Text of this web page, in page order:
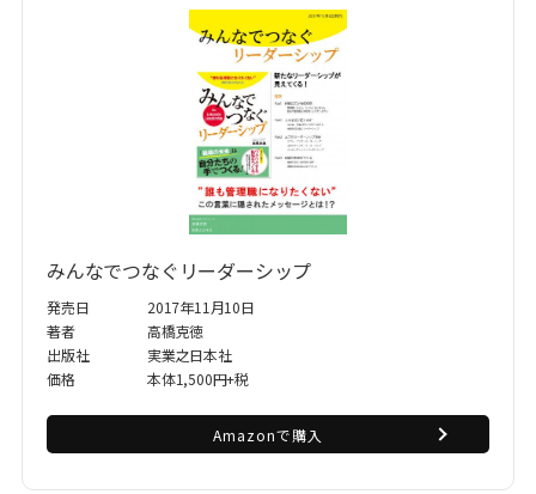
みんなでつなぐリーダーシップ
発売日
2017年11月10日
著者
高橋克徳
出版社
実業之日本社
価格
本体1,500円+税
Amazonで購入